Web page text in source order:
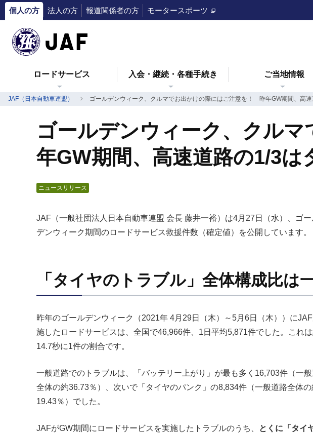
個人の方 法人の方 報道関係者の方 モータースポーツ
ロードサービス 入会・継続・各種手続き ご当地情報
JAF（日本自動車連盟） ゴールデンウィーク、クルマでお出かけの際にはご注意を！ 昨年GW期間、高速
ゴールデンウィーク、クル
年GW期間、高速道路の1/3は
ニュースリリース
JAF（一般社団法人日本自動車連盟 会長 藤井一裕）は4月27日（水）、ゴ
デンウィーク期間のロードサービス救援件数（確定値）を公開しています。
「タイヤのトラブル」全体構成比は
昨年のゴールデンウィーク（2021年 4月29日（木）～5月6日（木））に
施したロードサービスは、全国で46,966件、1日平均5,871件でした。これ
14.7秒に1件の割合です。
一般道路でのトラブルは、「バッテリー上がり」が最も多く16,703件（一
全体の約36.73％）、次いで「タイヤのパンク」の8,834件（一般道路全体の
19.43％）でした。
JAFがGW期間にロードサービスを実施したトラブルのうち、
とくに「タイ